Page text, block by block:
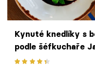
Kynuté knedlíky s
podle šéfkuchaře